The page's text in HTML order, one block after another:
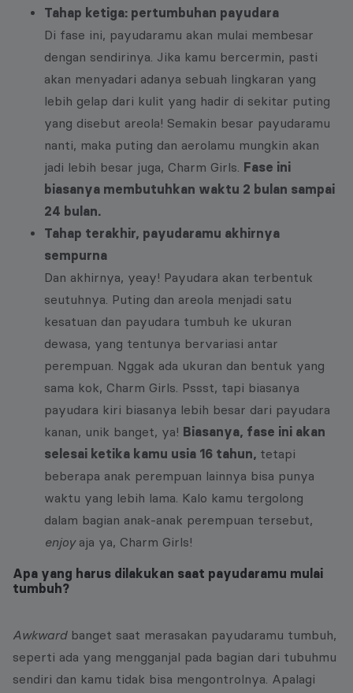
Tahap ketiga: pertumbuhan payudara
Di fase ini, payudaramu akan mulai membesar
dengan sendirinya. Jika kamu bercermin, pasti
akan menyadari adanya sebuah lingkaran yang
lebih gelap dari kulit yang hadir di sekitar puting
yang disebut areola! Semakin besar payudaramu
nanti, maka puting dan aerolamu mungkin akan
jadi lebih besar juga, Charm Girls. Fase ini
biasanya membutuhkan waktu 2 bulan sampai
24 bulan.
Tahap terakhir, payudaramu akhirnya
sempurna
Dan akhirnya, yeay! Payudara akan terbentuk
seutuhnya. Puting dan areola menjadi satu
kesatuan dan payudara tumbuh ke ukuran
dewasa, yang tentunya bervariasi antar
perempuan. Nggak ada ukuran dan bentuk yang
sama kok, Charm Girls. Pssst, tapi biasanya
payudara kiri biasanya lebih besar dari payudara
kanan, unik banget, ya! Biasanya, fase ini akan
selesai ketika kamu usia 16 tahun, tetapi
beberapa anak perempuan lainnya bisa punya
waktu yang lebih lama. Kalo kamu tergolong
dalam bagian anak-anak perempuan tersebut,
enjoyaja ya, Charm Girls!
Apa yang harus dilakukan saat payudaramu mulai
tumbuh?
Awkward banget saat merasakan payudaramu tumbuh,
seperti ada yang mengganjal pada bagian dari tubuhmu
sendiri dan kamu tidak bisa mengontrolnya. Apalagi